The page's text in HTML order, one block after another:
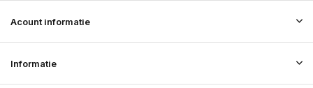
Acount informatie
Informatie